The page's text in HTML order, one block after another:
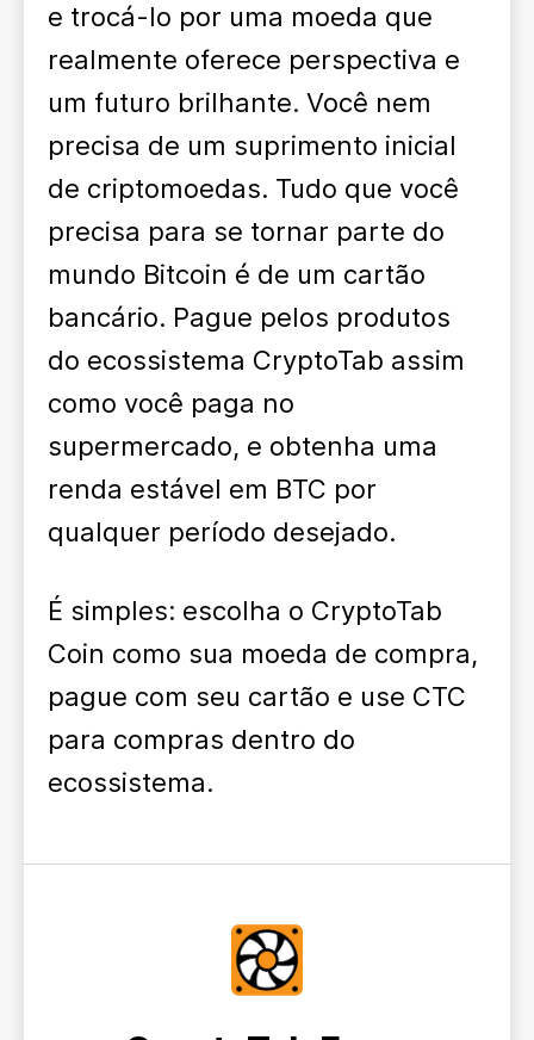
e trocá-lo por uma moeda que
realmente oferece perspectiva e
um futuro brilhante. Você nem
precisa de um suprimento inicial
de criptomoedas. Tudo que você
precisa para se tornar parte do
mundo Bitcoin é de um cartão
bancário. Pague pelos produtos
do ecossistema CryptoTab assim
como você paga no
supermercado, e obtenha uma
renda estável em BTC por
qualquer período desejado.
É simples: escolha o CryptoTab
Coin como sua moeda de compra,
pague com seu cartão e use CTC
para compras dentro do
ecossistema.